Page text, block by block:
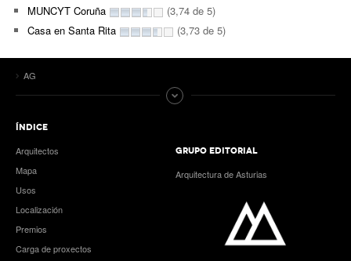
MUNCYT Coruña
(3,74 de 5)
Casa en Santa Rita
(3,73 de 5)
AG
ÍNDICE
Arquitectos
Mapa
Usos
Localización
Premios
Carga de proxectos
GRUPO EDITORIAL
Arquitectura de Asturias